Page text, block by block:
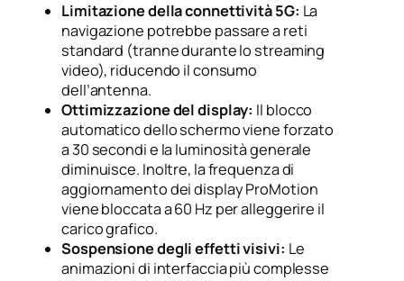
Limitazione della connettività 5G: La
navigazione potrebbe passare a reti
standard (tranne durante lo streaming
video), riducendo il consumo
dell’antenna.
Ottimizzazione del display: Il blocco
automatico dello schermo viene forzato
a 30 secondi e la luminosità generale
diminuisce. Inoltre, la frequenza di
aggiornamento dei display ProMotion
viene bloccata a 60 Hz per alleggerire il
carico grafico.
Sospensione degli effetti visivi: Le
animazioni di interfaccia più complesse